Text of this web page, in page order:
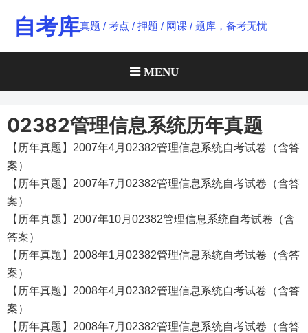
自考库真题 / 考点 / 押题 / 网课 / 题库，备考无忧
MENU
02382管理信息系统历年真题
【历年真题】2007年4月02382管理信息系统自考试卷（含答
案）
【历年真题】2007年7月02382管理信息系统自考试卷（含答
案）
【历年真题】2007年10月02382管理信息系统自考试卷（含
答案）
【历年真题】2008年1月02382管理信息系统自考试卷（含答
案）
【历年真题】2008年4月02382管理信息系统自考试卷（含答
案）
【历年真题】2008年7月02382管理信息系统自考试卷（含答